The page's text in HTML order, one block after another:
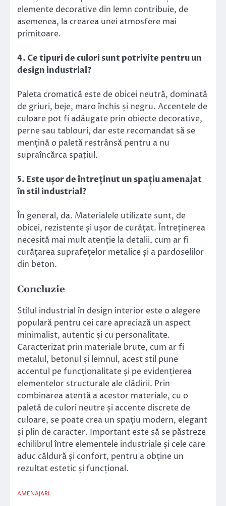
elemente decorative din lemn contribuie, de
asemenea, la crearea unei atmosfere mai
primitoare.
4. Ce tipuri de culori sunt potrivite pentru un
design industrial?
Paleta cromatică este de obicei neutră, dominată
de griuri, beje, maro închis și negru. Accentele de
culoare pot fi adăugate prin obiecte decorative,
perne sau tablouri, dar este recomandat să se
mențină o paletă restrânsă pentru a nu
supraîncărca spațiul.
5. Este ușor de întreținut un spațiu amenajat
în stil industrial?
În general, da. Materialele utilizate sunt, de
obicei, rezistente și ușor de curățat. Întreținerea
necesită mai mult atenție la detalii, cum ar fi
curățarea suprafețelor metalice și a pardoselilor
din beton.
Concluzie
Stilul industrial în design interior este o alegere
populară pentru cei care apreciază un aspect
minimalist, autentic și cu personalitate.
Caracterizat prin materiale brute, cum ar fi
metalul, betonul și lemnul, acest stil pune
accentul pe funcționalitate și pe evidențierea
elementelor structurale ale clădirii. Prin
combinarea atentă a acestor materiale, cu o
paletă de culori neutre și accente discrete de
culoare, se poate crea un spațiu modern, elegant
și plin de caracter. Important este să se păstreze
echilibrul între elementele industriale și cele care
aduc căldură și confort, pentru a obține un
rezultat estetic și funcțional.
AMENAJARI